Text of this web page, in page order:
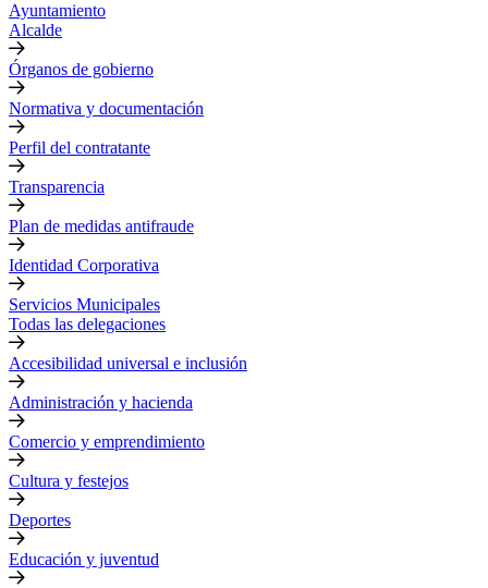
Ayuntamiento
Alcalde
Órganos de gobierno
Normativa y documentación
Perfil del contratante
Transparencia
Plan de medidas antifraude
Identidad Corporativa
Servicios Municipales
Todas las delegaciones
Accesibilidad universal e inclusión
Administración y hacienda
Comercio y emprendimiento
Cultura y festejos
Deportes
Educación y juventud